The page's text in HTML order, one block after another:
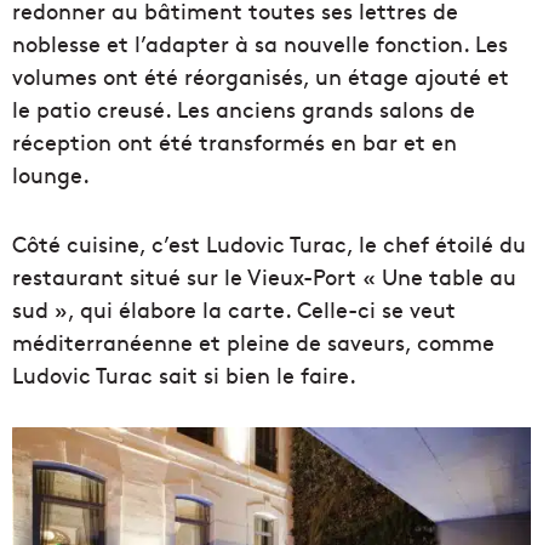
redonner au bâtiment toutes ses lettres de
noblesse et l’adapter à sa nouvelle fonction. Les
volumes ont été réorganisés, un étage ajouté et
le patio creusé. Les anciens grands salons de
réception ont été transformés en bar et en
lounge.
Côté cuisine, c’est Ludovic Turac, le chef étoilé du
restaurant situé sur le Vieux-Port « Une table au
sud », qui élabore la carte. Celle-ci se veut
méditerranéenne et pleine de saveurs, comme
Ludovic Turac sait si bien le faire.